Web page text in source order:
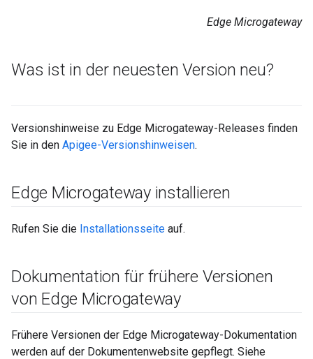
Edge Microgateway
Was ist in der neuesten Version neu?
Versionshinweise zu Edge Microgateway-Releases finden
Sie in den Apigee-Versionshinweisen.
Edge Microgateway installieren
Rufen Sie die Installationsseite auf.
Dokumentation für frühere Versionen
von Edge Microgateway
Frühere Versionen der Edge Microgateway-Dokumentation
werden auf der Dokumentenwebsite gepflegt. Siehe